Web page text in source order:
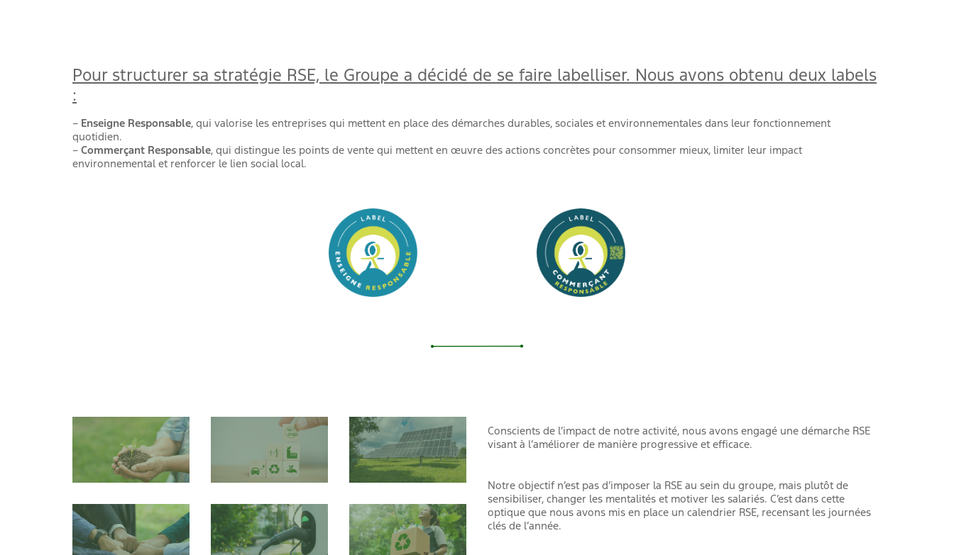
Pour structurer sa stratégie RSE, le Groupe a décidé de se faire labelliser. Nous avons obtenu deux labels
:
– Enseigne Responsable, qui valorise les entreprises qui mettent en place des démarches durables, sociales et environnementales dans leur fonctionnement
quotidien.
– Commerçant Responsable, qui distingue les points de vente qui mettent en œuvre des actions concrètes pour consommer mieux, limiter leur impact
environnemental et renforcer le lien social local.
Conscients de l’impact de notre activité, nous avons engagé une démarche RSE
visant à l’améliorer de manière progressive et efficace.
Notre objectif n’est pas d’imposer la RSE au sein du groupe, mais plutôt de
sensibiliser, changer les mentalités et motiver les salariés. C’est dans cette
optique que nous avons mis en place un calendrier RSE, recensant les journées
clés de l’année.